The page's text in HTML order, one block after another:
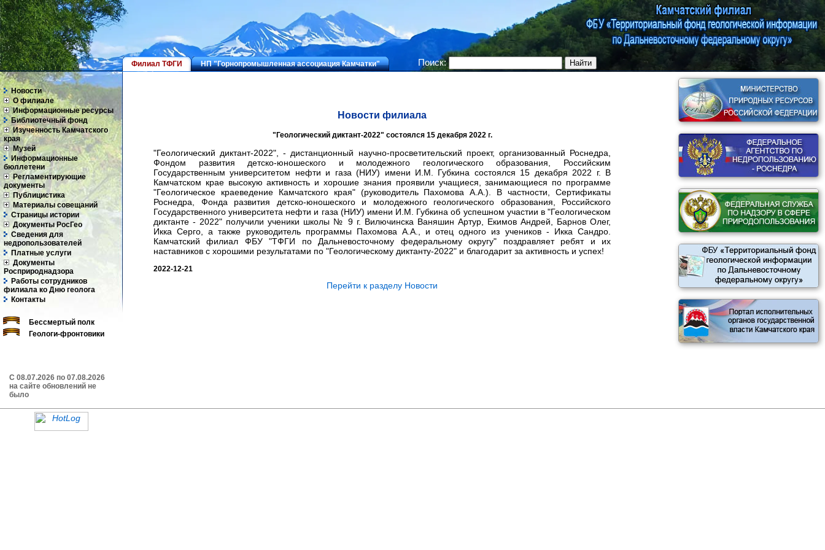
Филиал ТФГИ НП "Горнопромышленная ассоциация Камчатки" Поиск:
Новости
О филиале
Информационные ресурсы
Библиотечный фонд
Изученность Камчатского
края
Музей
Информационные
бюллетени
Регламентирующие
документы
Публицистика
Материалы совещаний
Страницы истории
Документы РосГео
Сведения для
недропользователей
Платные услуги
Документы
Росприроднадзора
Работы сотрудников
филиала ко Дню геолога
Контакты
Бессмертый полк
Геологи-фронтовики
C 08.07.2026 по 07.08.2026
на сайте обновлений не
было
Новости филиала
"Геологический диктант-2022" состоялся 15 декабря 2022 г.
"Геологический диктант-2022", - дистанционный научно-просветительский проект, организованный Роснедра,
Фондом развития детско-юношеского и молодежного геологического образования, Российским
Государственным университетом нефти и газа (НИУ) имени И.М. Губкина состоялся 15 декабря 2022 г. В
Камчатском крае высокую активность и хорошие знания проявили учащиеся, занимающиеся по программе
"Геологическое краеведение Камчатского края" (руководитель Пахомова А.А.). В частности, Сертификаты
Роснедра, Фонда развития детско-юношеского и молодежного геологического образования, Российского
Государственного университета нефти и газа (НИУ) имени И.М. Губкина об успешном участии в "Геологическом
диктанте - 2022" получили ученики школы № 9 г. Вилючинска Ваняшин Артур, Екимов Андрей, Барнов Олег,
Икка Серго, а также руководитель программы Пахомова А.А., и отец одного из учеников - Икка Сандро.
Камчатский филиал ФБУ "ТФГИ по Дальневосточному федеральному округу" поздравляет ребят и их
наставников с хорошими результатами по "Геологическому диктанту-2022" и благодарит за активность и успех!
2022-12-21
Перейти к разделу Новости